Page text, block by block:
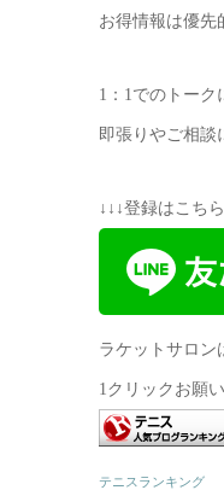
お得情報は優先
1：1でのトーク
即張りやご相談
↓↓↓登録はこち
ラケットサロン
1クリックお願
テニスランキング